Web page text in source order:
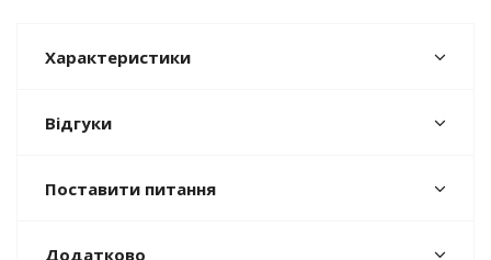
Характеристики
Відгуки
Поставити питання
Додатково